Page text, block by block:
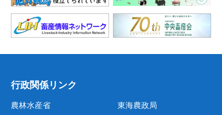
行政関係リンク
農林水産省
東海農政局